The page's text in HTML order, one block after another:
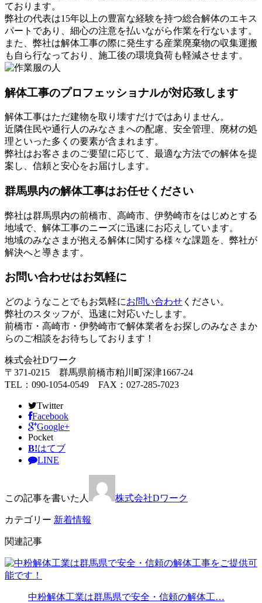
ております。
弊社の代表は15年以上の豊富な経験を持つ総合解体のエキス
パートであり、細心の注意を払いながら作業を行ないます。
また、弊社は解体工事の際に発生する産業廃棄物の収集運搬
も自ら行なっており、施工後の環境負荷も軽減させます。
解体工事のプロフェッショナルが対応致します
解体工事はただ建物を取り壊すだけではありません。
近隣住民や通行人のみなさまへの配慮、安全管理、廃材の処
理といった多くの要素が含まれます。
弊社はお客さまのご要望に応じて、最適な方法での解体を提
案し、信頼と安心をお届けします。
群馬県内の解体工事はお任せください
弊社は群馬県内の前橋市、高崎市、伊勢崎市をはじめとする
地域で、解体工事のニーズに迅速にお応えしています。
地域のみなさまが抱える解体に関する様々な課題を、弊社が
解決へと導きます。
お問い合わせはお気軽に
どのようなことでもお気軽にお問い合わせ ください。
弊社のスタッフが、迅速に対応いたします。
前橋市・高崎市・伊勢崎市で解体業者をお探しのみなさまか
らのご相談をお待ちしております！
株式会社Dワーク
〒371-0215 群馬県前橋市粕川町深津1667-24
TEL：090-1054-0549 FAX：027-285-7023
Twitter
Facebook
Google+
Pocket
B!はてブ
LINE
この記事を書いた人 株式会社Dワーク
カテゴリー 新着情報
関連記事
中粉解体工業は群馬県で安全・信頼の解体工…